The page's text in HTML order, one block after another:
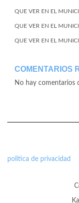
QUE VER EN EL
QUE VER EN EL
QUE VER EN EL
COMENTARIOS
No hay comentarios
politica de privacidad